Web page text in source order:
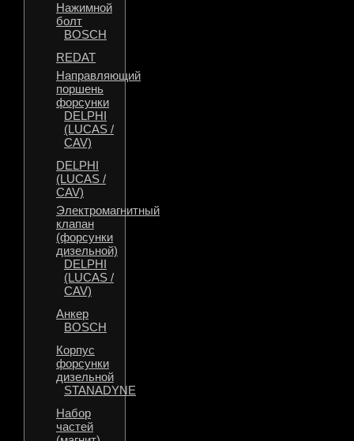
Нажимной
болт
BOSCH
REDAT
Направляющий
поршень
форсунки
DELPHI
(LUCAS /
CAV)
DELPHI
(LUCAS /
CAV)
Электромагнитный
клапан
(форсунки
дизельной)
DELPHI
(LUCAS /
CAV)
Анкер
BOSCH
Корпус
форсунки
дизельной
STANADYNE
Набор
частей